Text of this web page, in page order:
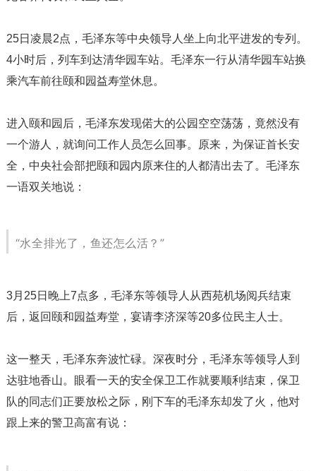
25日凌晨2点，毛泽东等中央领导人坐上向北平进发的专列。
4小时后，列车到达清华园车站。毛泽东一行从清华园车站换
乘汽车前往颐和园益寿堂休息。
进入颐和园后，毛泽东发现偌大的公园空空荡荡，竟然没有
一个游人，就询问工作人员怎么回事。原来，为保证首长安
全，中央社会部把颐和园内原来住的人都清出去了。毛泽东
一语双关地说：
“水全排光了，鱼还怎么活？”
3月25日晚上7点多，毛泽东等领导人从西苑机场阅兵结束
后，返回颐和园益寿堂，宴请李济深等20多位民主人士。
这一整天，毛泽东奔波忙碌。深夜时分，毛泽东等领导人到
达驻地香山。眼看一天的安全保卫工作就要顺利结束，保卫
队的同志们正要放松之际，刚下车的毛泽东却发了火，他对
跟上来的警卫高富有说：